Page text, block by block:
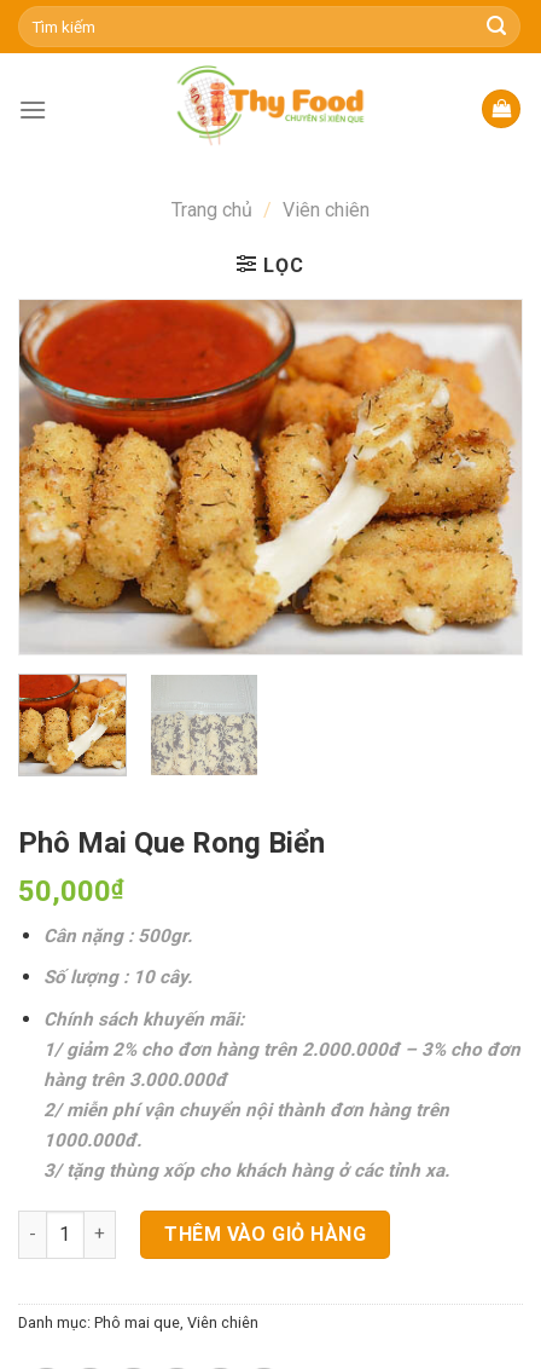
Skip
Tìm
kiếm:
Trang chủ / Viên chiên
LỌC
Phô Mai Que Rong Biển
50,000₫
Cân nặng : 500gr.
Số lượng : 10 cây.
Chính sách khuyến mãi:
1/ giảm 2% cho đơn hàng trên 2.000.000đ – 3% cho đơn
hàng trên 3.000.000đ
2/ miễn phí vận chuyển nội thành đơn hàng trên
1000.000đ.
3/ tặng thùng xốp cho khách hàng ở các tỉnh xa.
Phô Mai Que Rong Biển số lượng
THÊM VÀO GIỎ HÀNG
Danh mục: Phô mai que Viên chiên